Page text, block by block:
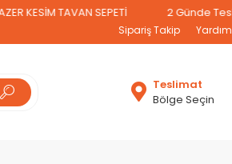
TAVAN SEPETİ 2 Günde Teslim
Sipariş Takip Yardım
Teslimat
Bölge Seçin